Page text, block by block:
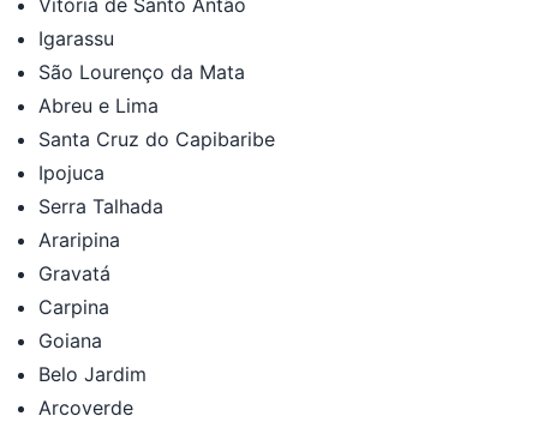
Vitória de Santo Antão
Igarassu
São Lourenço da Mata
Abreu e Lima
Santa Cruz do Capibaribe
Ipojuca
Serra Talhada
Araripina
Gravatá
Carpina
Goiana
Belo Jardim
Arcoverde